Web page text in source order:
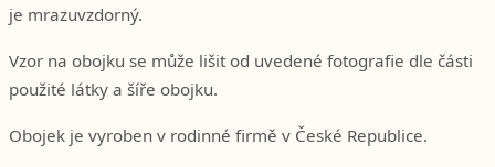
je mrazuvzdorný.
Vzor na obojku se může lišit od uvedené fotografie dle části
použité látky a šíře obojku.
Obojek je vyroben v rodinné firmě v České Republice.